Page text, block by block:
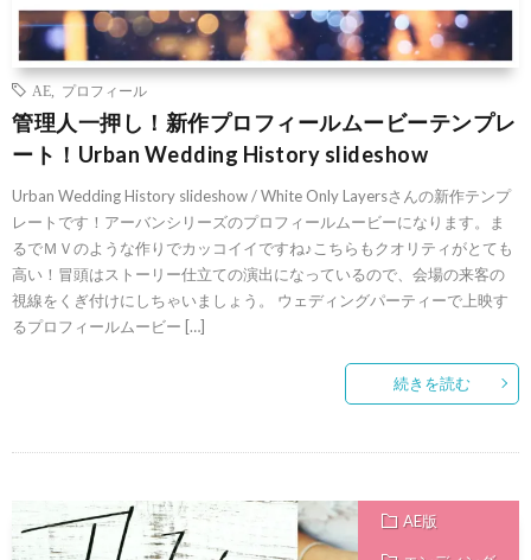
AE プロフィール
管理人一押し！新作プロフィールムービーテンプレ
ート！Urban Wedding History slideshow
Urban Wedding History slideshow / White Only Layersさんの新作テンプ
レートです！アーバンシリーズのプロフィールムービーになります。ま
るでＭＶのような作りでカッコイイですね♪こちらもクオリティがとても
高い！冒頭はストーリー仕立ての演出になっているので、会場の来客の
視線をくぎ付けにしちゃいましょう。 ウェディングパーティーで上映す
るプロフィールムービー […]
続きを読む
AE版